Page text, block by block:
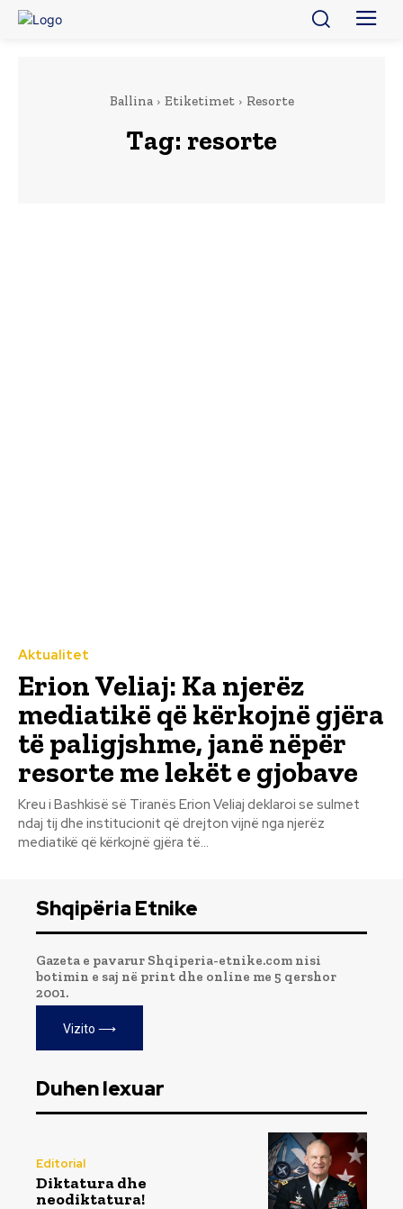
Ballina Etiketimet Resorte
Tag: resorte
Aktualitet
Erion Veliaj: Ka njerëz
mediatikë që kërkojnë gjëra
të paligjshme, janë nëpër
resorte me lekët e gjobave
Kreu i Bashkisë së Tiranës Erion Veliaj deklaroi se sulmet
ndaj tij dhe institucionit që drejton vijnë nga njerëz
mediatikë që kërkojnë gjëra të...
Shqipëria Etnike
Gazeta e pavarur Shqiperia-etnike.com nisi
botimin e saj në print dhe online me 5 qershor
2001.
Vizito ⟶
Duhen lexuar
Editorial
Diktatura dhe
neodiktatura!